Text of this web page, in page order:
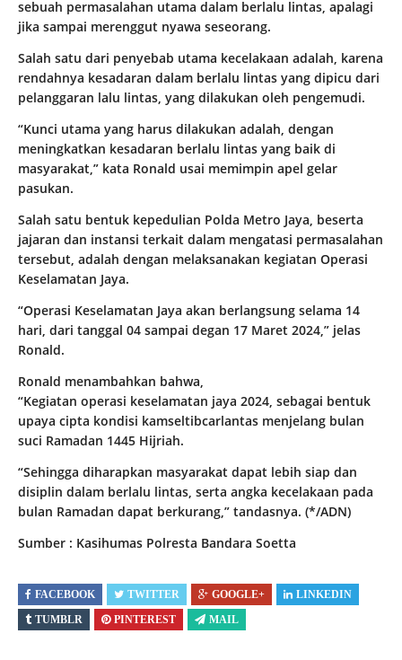
sebuah permasalahan utama dalam berlalu lintas, apalagi
jika sampai merenggut nyawa seseorang.
Salah satu dari penyebab utama kecelakaan adalah, karena
rendahnya kesadaran dalam berlalu lintas yang dipicu dari
pelanggaran lalu lintas, yang dilakukan oleh pengemudi.
“Kunci utama yang harus dilakukan adalah, dengan
meningkatkan kesadaran berlalu lintas yang baik di
masyarakat,” kata Ronald usai memimpin apel gelar
pasukan.
Salah satu bentuk kepedulian Polda Metro Jaya, beserta
jajaran dan instansi terkait dalam mengatasi permasalahan
tersebut, adalah dengan melaksanakan kegiatan Operasi
Keselamatan Jaya.
“Operasi Keselamatan Jaya akan berlangsung selama 14
hari, dari tanggal 04 sampai degan 17 Maret 2024,” jelas
Ronald.
Ronald menambahkan bahwa,
“Kegiatan operasi keselamatan jaya 2024, sebagai bentuk
upaya cipta kondisi kamseltibcarlantas menjelang bulan
suci Ramadan 1445 Hijriah.
“Sehingga diharapkan masyarakat dapat lebih siap dan
disiplin dalam berlalu lintas, serta angka kecelakaan pada
bulan Ramadan dapat berkurang,” tandasnya. (*/ADN)
Sumber : Kasihumas Polresta Bandara Soetta
FACEBOOK TWITTER GOOGLE+
LINKEDIN
TUMBLR
PINTEREST MAIL